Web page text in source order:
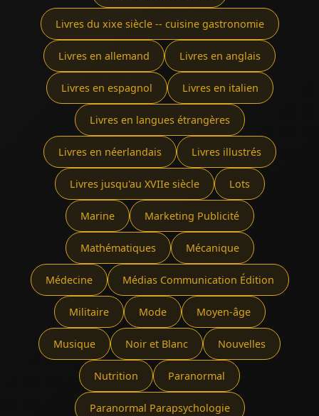
Livres du xixe siècle -- cuisine gastronomie
Livres en allemand Livres en anglais
Livres en espagnol Livres en italien
Livres en langues étrangères
Livres en néerlandais Livres illustrés
Livres jusqu'au XVIIe siècle Lots
Marine Marketing Publicité
Mathématiques Mécanique
Médecine Médias Communication Édition
Militaire Mode Moyen-âge
Musique Noir et Blanc Nouvelles
Nutrition Paranormal
Paranormal Parapsychologie